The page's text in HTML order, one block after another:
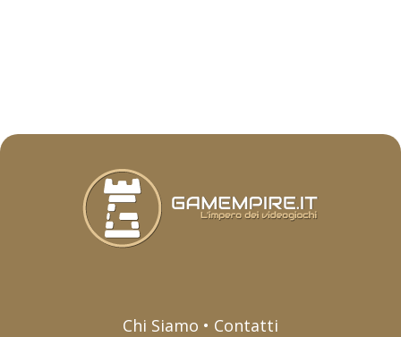
Chi Siamo • Contatti